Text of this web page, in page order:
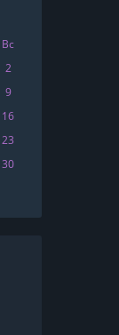
Вс
2
9
16
23
30